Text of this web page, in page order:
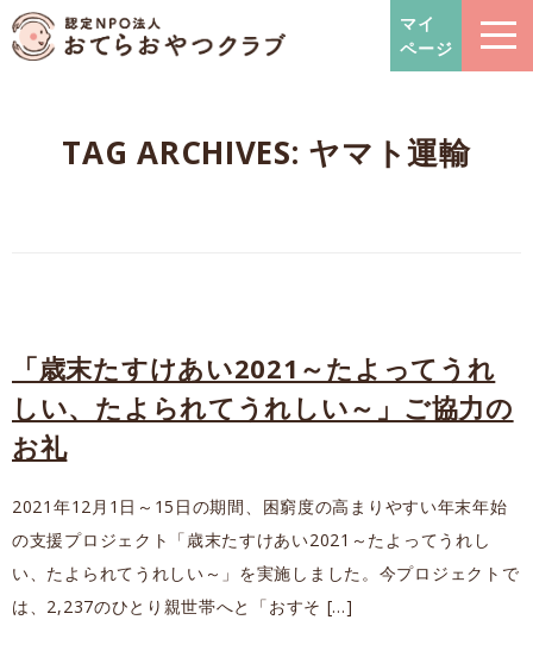
おてらおやつクラブ – たよっ
マイ
ページ
TAG ARCHIVES: ヤマト運輸
「歳末たすけあい2021～たよってうれ
しい、たよられてうれしい～」ご協力の
お礼
2021年12月1日～15日の期間、困窮度の高まりやすい年末年始
の支援プロジェクト「歳末たすけあい2021～たよってうれし
い、たよられてうれしい～」を実施しました。今プロジェクトで
は、2,237のひとり親世帯へと「おすそ […]